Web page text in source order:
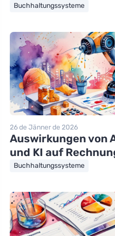
Buchhaltungssysteme
26 de Jänner de 2026
Auswirkungen von
und KI auf
Buchhaltungssysteme